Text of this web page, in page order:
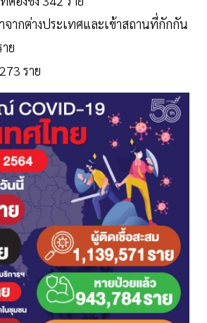
จากต่างประเทศและเข้าสถานที่กักกัน
ย
ราย